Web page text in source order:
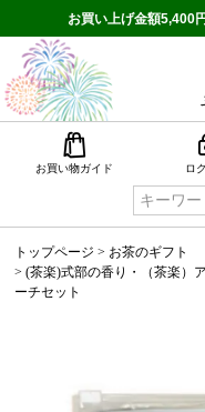
お買い上げ金額5,400
お買い物ガイド ロ
トップページ
お茶のギフト
(茶楽)式部の香り・（茶楽）
ーチセット